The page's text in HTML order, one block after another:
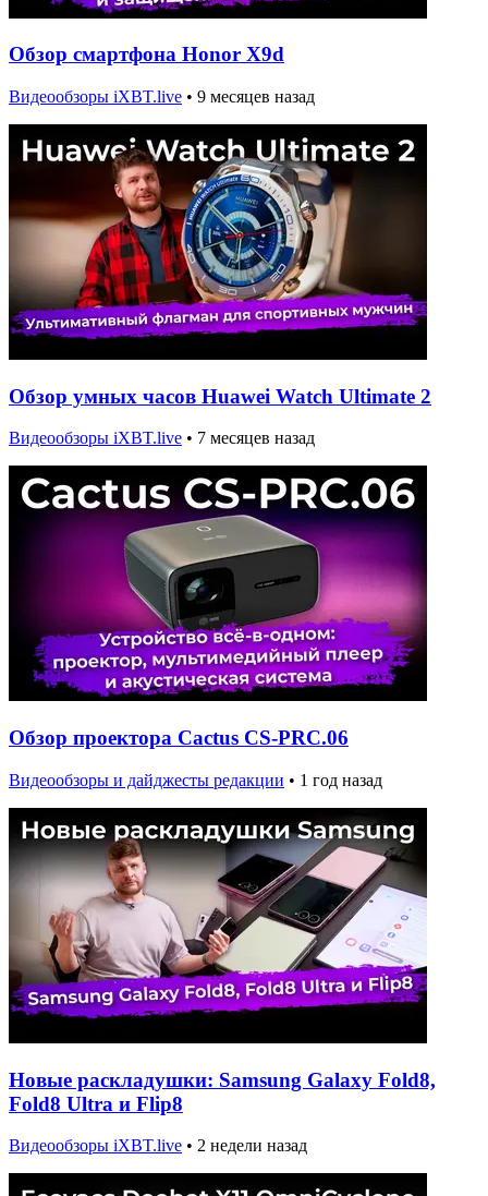
Обзор смартфона Honor X9d
Видеообзоры iXBT.live • 9 месяцев назад
Обзор умных часов Huawei Watch Ultimate 2
Видеообзоры iXBT.live • 7 месяцев назад
Обзор проектора Cactus CS-PRC.06
Видеообзоры и дайджесты редакции • 1 год назад
Новые раскладушки: Samsung Galaxy Fold8,
Fold8 Ultra и Flip8
Видеообзоры iXBT.live • 2 недели назад